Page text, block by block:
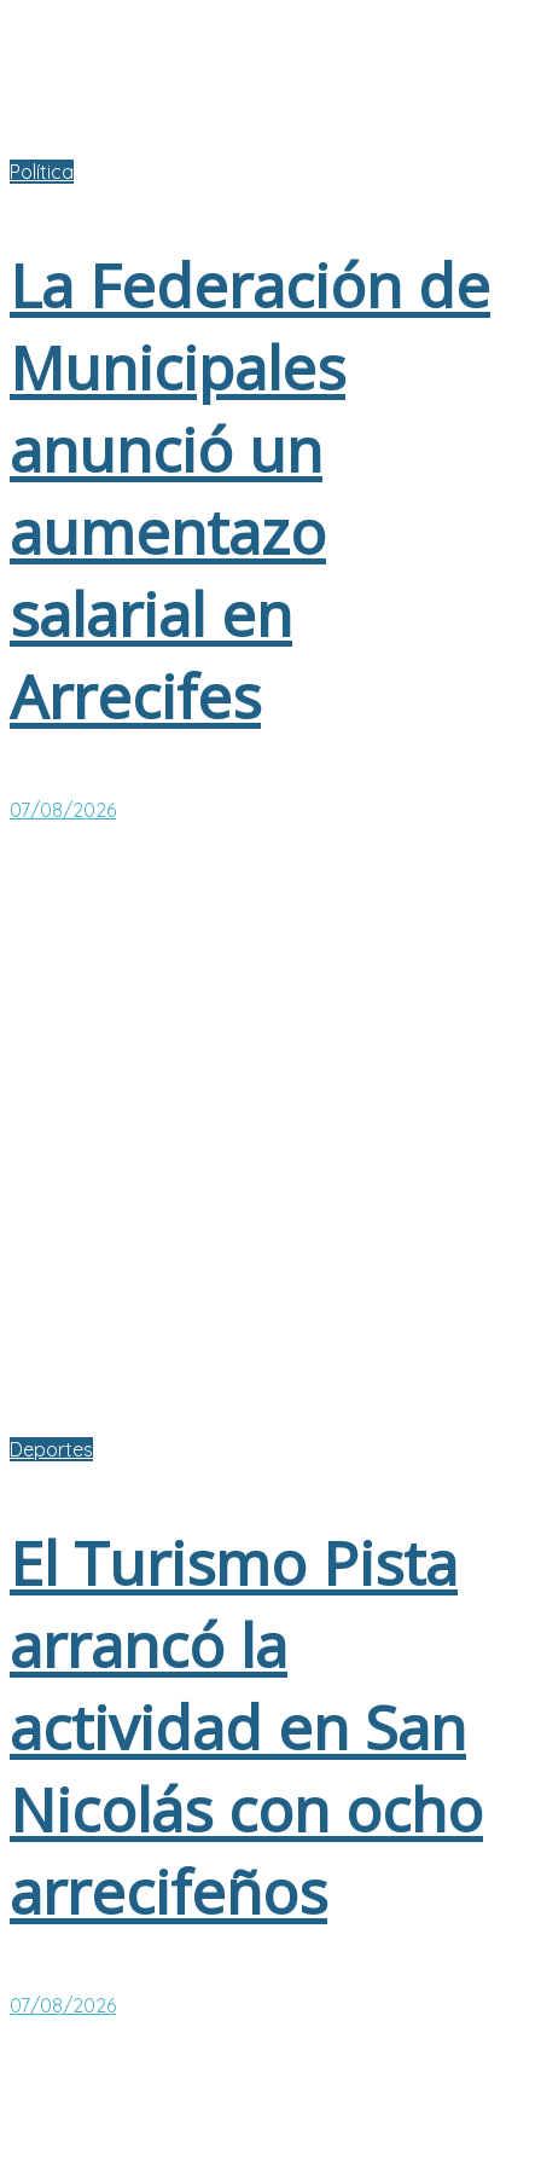
Política
La Federación de
Municipales
anunció un
aumentazo
salarial en
Arrecifes
07/08/2026
Deportes
El Turismo Pista
arrancó la
actividad en San
Nicolás con ocho
arrecifeños
07/08/2026